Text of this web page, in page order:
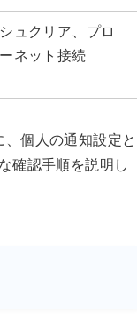
ュクリア、プロ
ネット接続
個人の通知設定と
確認手順を説明し